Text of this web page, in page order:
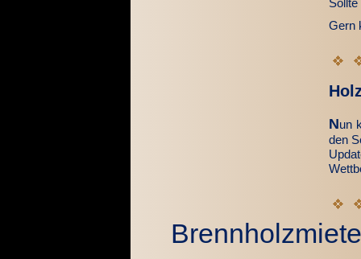
Gern
Nun
den